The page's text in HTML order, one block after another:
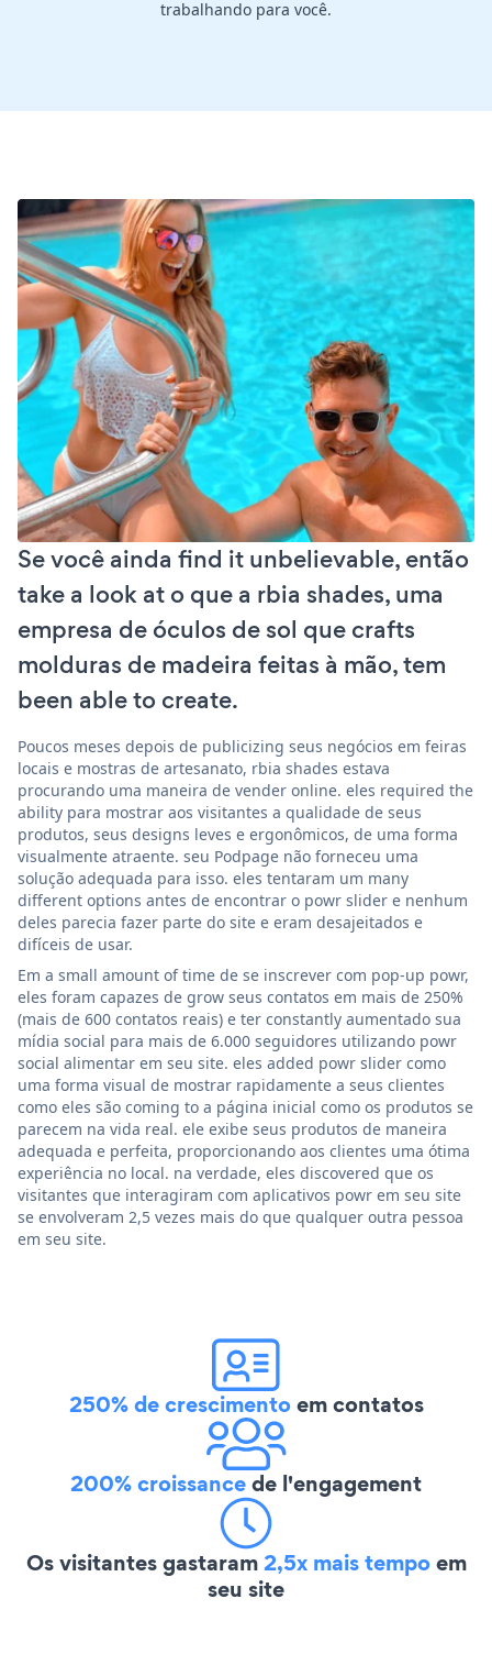
trabalhando para você.
Se você ainda find it unbelievable, então
take a look at o que a rbia shades, uma
empresa de óculos de sol que crafts
molduras de madeira feitas à mão, tem
been able to create.
Poucos meses depois de publicizing seus negócios em feiras
locais e mostras de artesanato, rbia shades estava
procurando uma maneira de vender online. eles required the
ability para mostrar aos visitantes a qualidade de seus
produtos, seus designs leves e ergonômicos, de uma forma
visualmente atraente. seu Podpage não forneceu uma
solução adequada para isso. eles tentaram um many
different options antes de encontrar o powr slider e nenhum
deles parecia fazer parte do site e eram desajeitados e
difíceis de usar.
Em a small amount of time de se inscrever com pop-up powr,
eles foram capazes de grow seus contatos em mais de 250%
(mais de 600 contatos reais) e ter constantly aumentado sua
mídia social para mais de 6.000 seguidores utilizando powr
social alimentar em seu site. eles added powr slider como
uma forma visual de mostrar rapidamente a seus clientes
como eles são coming to a página inicial como os produtos se
parecem na vida real. ele exibe seus produtos de maneira
adequada e perfeita, proporcionando aos clientes uma ótima
experiência no local. na verdade, eles discovered que os
visitantes que interagiram com aplicativos powr em seu site
se envolveram 2,5 vezes mais do que qualquer outra pessoa
em seu site.
250% de crescimentoem contatos
200% croissancede l'engagement
Os visitantes gastaram2,5x mais tempoem
seu site